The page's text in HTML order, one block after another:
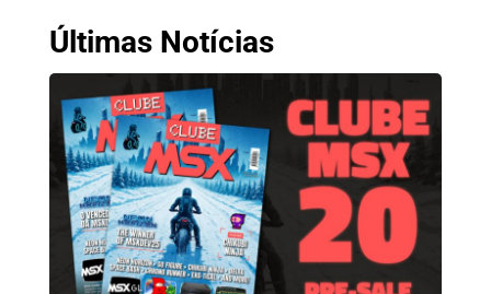
Últimas Notícias